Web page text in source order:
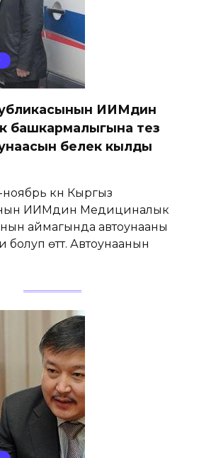
ИИМдин
башкармалыгына тез
белек кылды
күнү Кыргыз
ИИМдин Медициналык
аймагында автоунааны
өттү. Автоунаанын